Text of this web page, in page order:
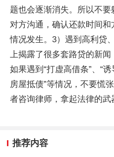
题也会逐渐消失。所以不
对方沟通，确认还款时间
情况发生。3）遇到高利贷
上揭露了很多套路贷的新闻
如果遇到“打虚高借条”、“
房屋抵债”等情况，不要慌
者咨询律师，拿起法律的武
推荐内容